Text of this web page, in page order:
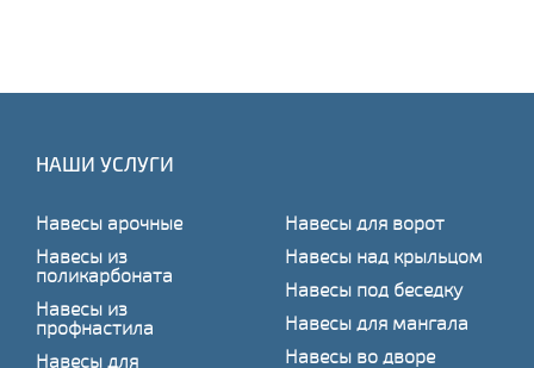
НАШИ УСЛУГИ
Навесы арочные
Навесы из
поликарбоната
Навесы из
профнастила
Навесы для
Навесы для ворот
Навесы над крыльцом
Навесы под беседку
Навесы для мангала
Навесы во дворе